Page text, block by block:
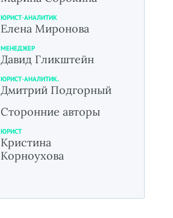
ЮРИСТ-АНАЛИТИК
Елена Миронова
МЕНЕДЖЕР
Давид Гликштейн
ЮРИСТ-АНАЛИТИК.
Дмитрий Подгорный
Сторонние авторы
ЮРИСТ
Кристина
Корноухова